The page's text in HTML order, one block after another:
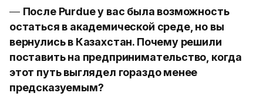
— После Purdue у вас была возможность
остаться в академической среде, но вы
вернулись в Казахстан. Почему решили
поставить на предпринимательство, когда
этот путь выглядел гораздо менее
предсказуемым?